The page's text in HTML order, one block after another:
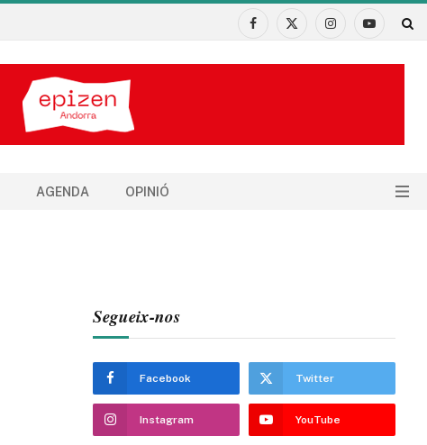
Facebook
X
InstagramYouTube
AGENDA OPINIÓ
Segueix-nos
Facebook Twitter
Instagram YouTube